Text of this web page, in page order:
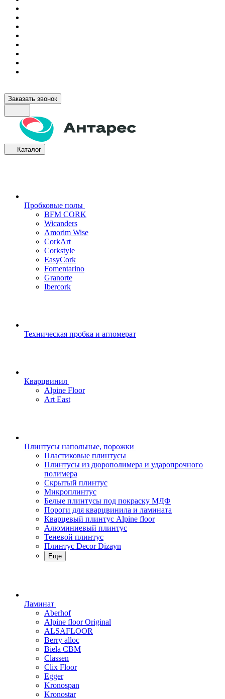
Заказать звонок
Каталог
Пробковые полы
BFM CORK
Wicanders
Amorim Wise
CorkArt
Corkstyle
EasyCork
Fomentarino
Granorte
Ibercork
Техническая пробка и агломерат
Кварцвинил
Alpine Floor
Art East
Плинтусы напольные, порожки
Пластиковые плинтусы
Плинтусы из дюрополимера и ударопрочного
полимера
Скрытый плинтус
Микроплинтус
Белые плинтусы под покраску МДФ
Пороги для кварцвинила и ламината
Кварцевый плинтус Alpine floor
Алюминиевый плинтус
Теневой плинтус
Плинтус Decor Dizayn
Еще
Ламинат
Aberhof
Alpine floor Original
ALSAFLOOR
Berry alloc
Biela CBM
Classen
Clix Floor
Egger
Kronospan
Kronostar